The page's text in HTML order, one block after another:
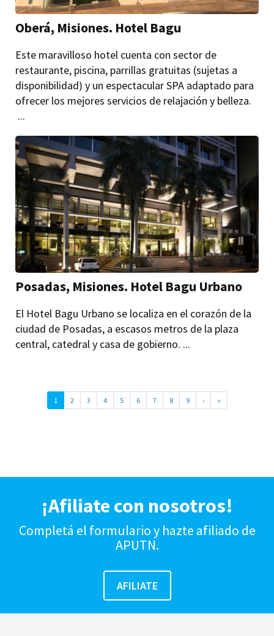
Oberá, Misiones. Hotel Bagu
Este maravilloso hotel cuenta con sector de
restaurante, piscina, parrillas gratuitas (sujetas a
disponibilidad) y un espectacular SPA adaptado para
ofrecer los mejores servicios de relajación y belleza.
...
Posadas, Misiones. Hotel Bagu Urbano
El Hotel Bagu Urbano se localiza en el corazón de la
ciudad de Posadas, a escasos metros de la plaza
central, catedral y casa de gobierno. ...
1 2 3 4 5 6 7 8 9 › »
¡Afiliate con nosotros!
Completá el formulario y hazte afiliado de
APUTN.